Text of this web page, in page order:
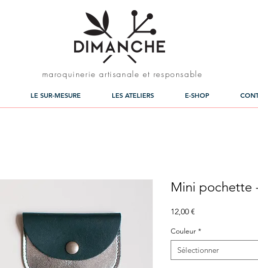
maroquinerie artisanale et responsable
LE SUR-MESURE LES ATELIERS E-SHOP
Mini pochette
12,00 €
Couleur *
Sélectionner